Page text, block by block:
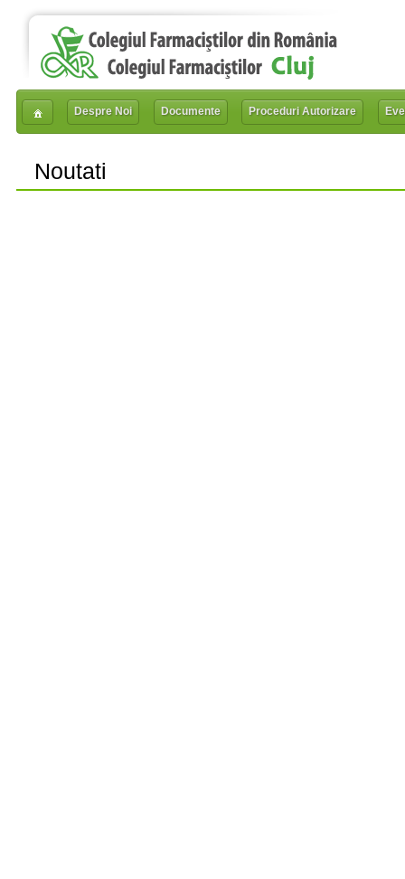
Despre Noi Documente Proceduri Autorizare
Noutati